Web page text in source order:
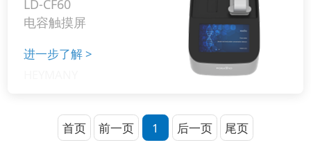
LD-CF60
电容触摸屏
进一步了解>
首页 前一页 1 后一页 尾页